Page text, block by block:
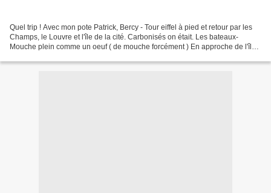
Quel trip ! Avec mon pote Patrick, Bercy - Tour eiffel à pied et retour par les
Champs, le Louvre et l'île de la cité. Carbonisés on était. Les bateaux-
Mouche plein comme un oeuf ( de mouche forcément ) En approche de l'île